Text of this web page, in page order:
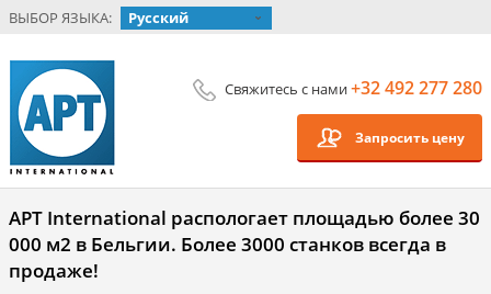
ВЫБОР ЯЗЫКА: Русский
Свяжитесь с нами+32 492 277 280
Запросить цену
APT International распологает площадью более 30
000 м2 в Бельгии. Более 3000 станков всегда в
продаже!